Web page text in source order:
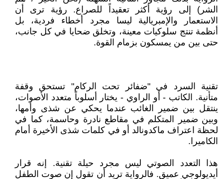
الشر) إلى رؤية أكثر تعقيداً للصراع. رؤية ترى أن
الاستعمار والإمبريالية ليسا مجرد أخطاء فردية، بل
أنظمة تنتج سلوكيات معينة، وتخلق ضحايا في كل جانب،
حتى بين من يمسكون بزمام القوة.
تقنية السرد في "ضفائر تحت الركام" تستحق وقفة
متأنية. الكاتب - أو الراوي - يختار أسلوباً متعدد الأصوات،
ينتقل بين ضمير الغائب عندما يحكي عن شذى وأمها،
وبين ضمير المتكلم في مقاطع نادرة وحاسمة، كما في
لحظة اعتراف ماكدونالد أو في كلمات شذى الأخيرة أمام
الكاميرا.
هذا التعدد الصوتي ليس مجرد حيلة تقنية. إنه قرار
أيديولوجي عميق. فالرواية تريد أن تقول إن صوت الطفل